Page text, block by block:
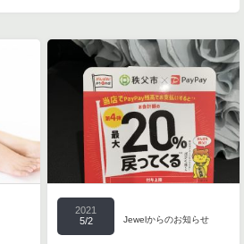
2021
5/2
Jewelからのお知らせ